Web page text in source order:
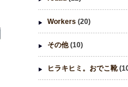
Workers (20)
その他(10)
ヒラキヒミ。おでこ靴